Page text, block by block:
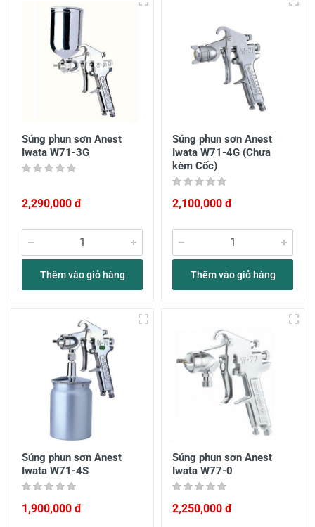
Súng phun sơn Anest
Iwata W71-3G
2,290,000 đ
Thêm vào giỏ hàng
Súng phun sơn Anest
Iwata W71-4G (Chưa
kèm Cốc)
2,100,000 đ
Thêm vào giỏ hàng
Súng phun sơn Anest
Iwata W71-4S
1,900,000 đ
Súng phun sơn Anest
Iwata W77-0
2,250,000 đ